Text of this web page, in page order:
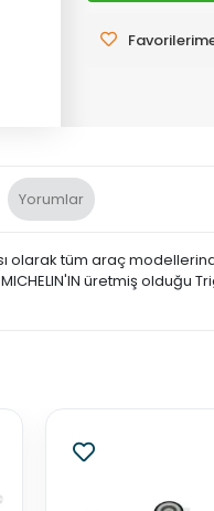
Yorumlar
olarak tüm araç
üretmiş olduğu